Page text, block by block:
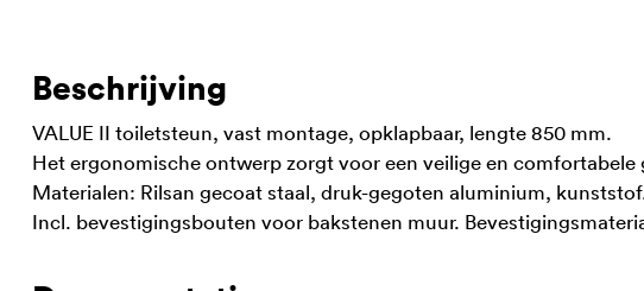
Beschrijving
VALUE II toiletsteun, vast montage, opklapbaar, lengte 850 mm.
Het ergonomische ontwerp zorgt voor een veilige en
Materialen: Rilsan gecoat staal, druk-gegoten aluminium,
Incl. bevestigingsbouten voor bakstenen muur.